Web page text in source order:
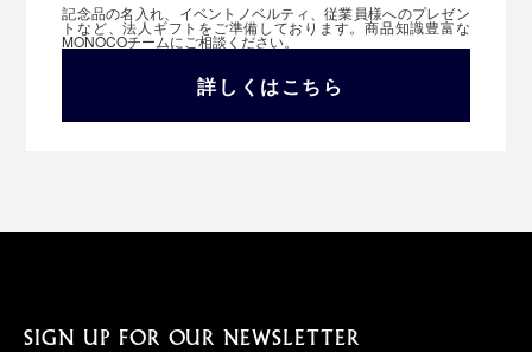
記念品の名入れ、イベントノベルティ、従業員様へのプレゼン
トなど、法人ギフトをご準備しております。商品知識豊富な
MONOCOチームにご相談ください。
詳しくはこちら
SIGN UP FOR OUR NEWSLETTER